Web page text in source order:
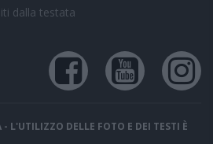
dalla testata
L'UTILIZZO DELLE FOTO E DEI TESTI È